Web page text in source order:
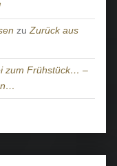
zuZurück aus
zum Frühstück… –